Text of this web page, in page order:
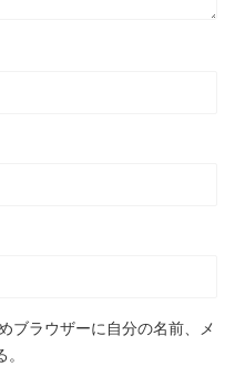
ブラウザーに自分の名前、メ